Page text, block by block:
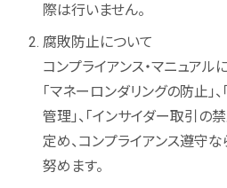
際は行いません。
腐敗防止について
コンプライアンス・マニュアル
「マネーロンダリングの防止」
管理」、「インサイダー取引の
定め、コンプライアンス遵守
努めます。